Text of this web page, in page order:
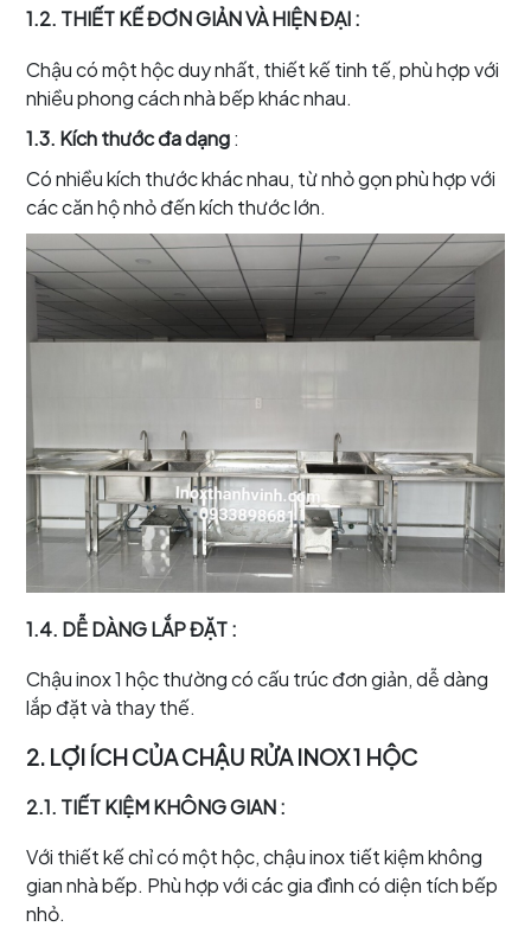
1.2. THIẾT KẾ ĐƠN GIẢN VÀ HIỆN ĐẠI:
Chậu có một hộc duy nhất, thiết kế tinh tế, phù hợp với
nhiều phong cách nhà bếp khác nhau.
1.3. Kích thước đa dạng:
Có nhiều kích thước khác nhau, từ nhỏ gọn phù hợp với
các căn hộ nhỏ đến kích thước lớn.
1.4. DỄ DÀNG LẮP ĐẶT:
Chậu inox 1 hộc thường có cấu trúc đơn giản, dễ dàng
lắp đặt và thay thế.
2. LỢI ÍCH CỦA CHẬU RỬA INOX 1 HỘC
2.1. TIẾT KIỆM KHÔNG GIAN:
Với thiết kế chỉ có một hộc, chậu inox tiết kiệm không
gian nhà bếp. Phù hợp với các gia đình có diện tích bếp
nhỏ.